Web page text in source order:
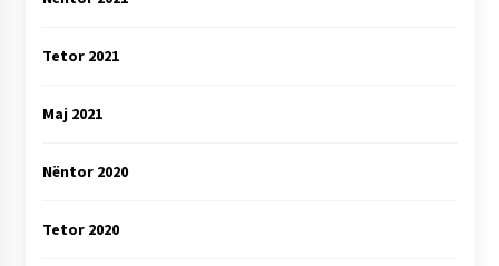
Tetor 2021
Maj 2021
Nëntor 2020
Tetor 2020